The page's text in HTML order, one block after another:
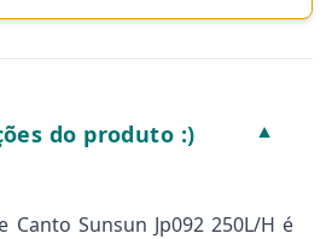
do produto :) ▼
Sunsun Jp092 250L/H é